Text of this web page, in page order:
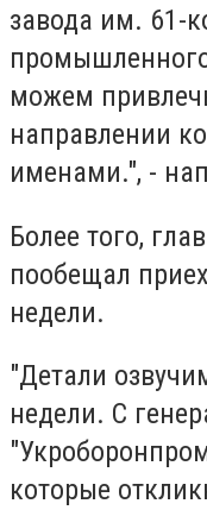
завода им. 61-
можем
направлении
именами.", -
Более того,
пообещал
недели.
"Детали
недели. С
которые